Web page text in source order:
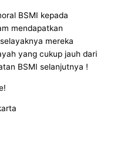
BSMI kepada
mendapatkan
mereka
yang cukup jauh dari
BSMI selanjutnya !